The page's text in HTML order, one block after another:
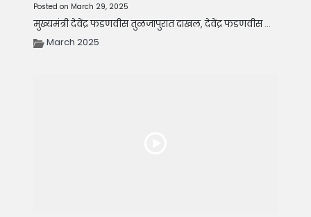
Posted on March 29, 2025
मुख्यमंत्री देवेंद्र फडणवीस तुळजापुरात दाखल, देवेंद्र फडणवीस ...
March 2025